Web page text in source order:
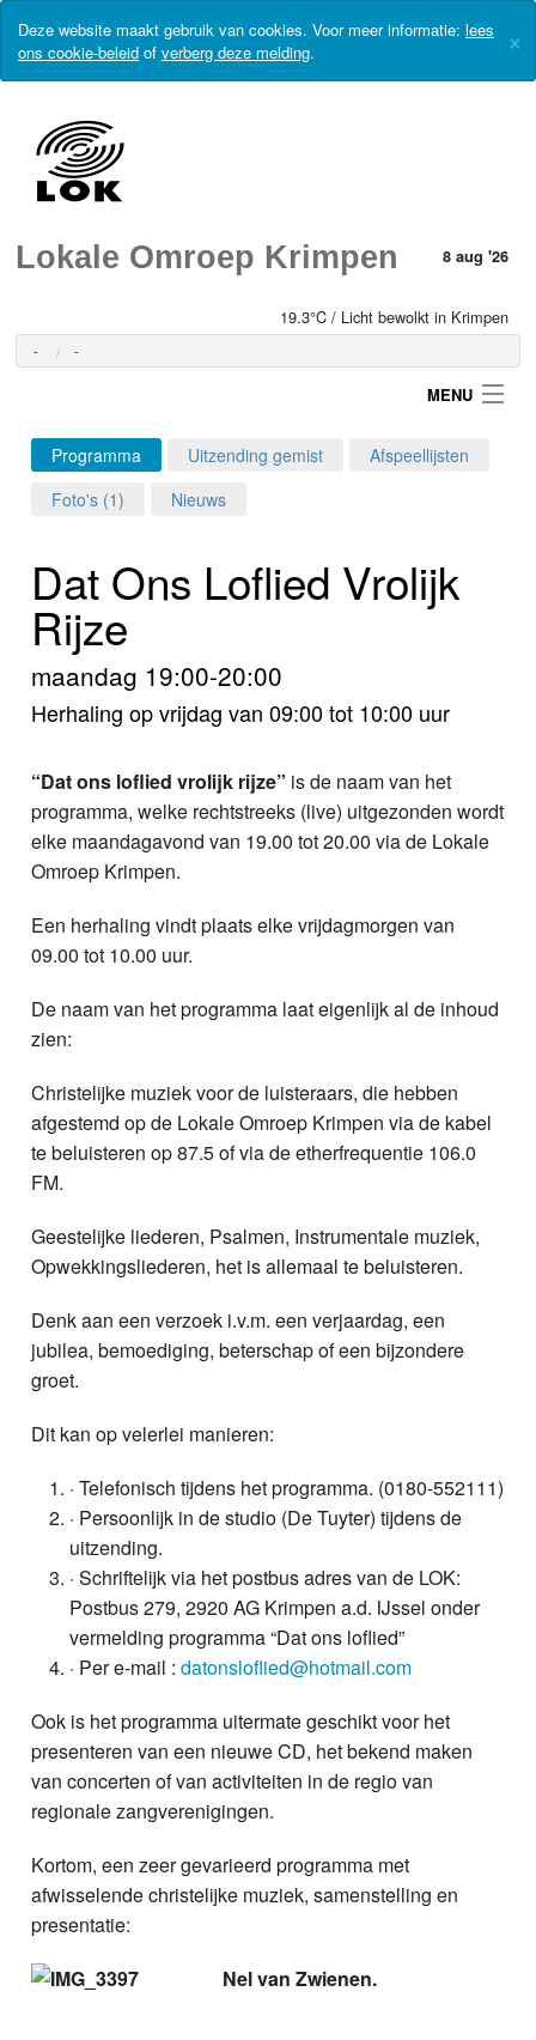
Deze website maakt gebruik van cookies. Voor meer informatie: lees
ons cookie-beleid of verberg deze melding. ×
Lokale Omroep Krimpen 8 aug '26
19.3°C / Licht bewolkt in Krimpen
- -
MENU
Login
Programma's
Nieuws
Foto's
Video
Webcam
Programma Uitzending gemist
Afspeellijsten
Foto's (1)
Nieuws
Dat Ons Loflied Vrolijk
Rijze
maandag 19:00-20:00
Herhaling op vrijdag van 09:00 tot 10:00 uur
“Dat ons loflied vrolijk rijze” is de naam van het
programma, welke rechtstreeks (live) uitgezonden wordt
elke maandagavond van 19.00 tot 20.00 via de Lokale
Omroep Krimpen.
Een herhaling vindt plaats elke vrijdagmorgen van
09.00 tot 10.00 uur.
De naam van het programma laat eigenlijk al de inhoud
zien:
Christelijke muziek voor de luisteraars, die hebben
afgestemd op de Lokale Omroep Krimpen via de kabel
te beluisteren op 87.5 of via de etherfrequentie 106.0
FM.
Geestelijke liederen, Psalmen, Instrumentale muziek,
Opwekkingsliederen, het is allemaal te beluisteren.
Denk aan een verzoek i.v.m. een verjaardag, een
jubilea, bemoediging, beterschap of een bijzondere
groet.
Dit kan op velerlei manieren:
· Telefonisch tijdens het programma. (0180-552111)
· Persoonlijk in de studio (De Tuyter) tijdens de
uitzending.
· Schriftelijk via het postbus adres van de LOK:
Postbus 279, 2920 AG Krimpen a.d. IJssel onder
vermelding programma “Dat ons loflied”
· Per e-mail :datonsloflied@hotmail.com
Ook is het programma uitermate geschikt voor het
presenteren van een nieuwe CD, het bekend maken
van concerten of van activiteiten in de regio van
regionale zangverenigingen.
Kortom, een zeer gevarieerd programma met
afwisselende christelijke muziek, samenstelling en
presentatie:
Nel van Zwienen.